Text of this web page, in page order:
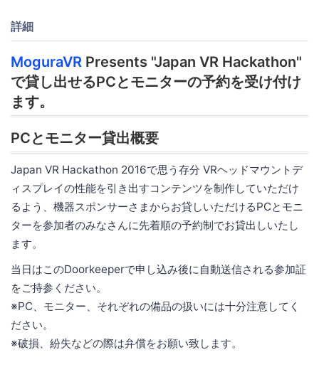
詳細
MoguraVR Presents "Japan VR Hackathon"
で貸し出せるPCとモニターの予約を受け付け
ます。
PCとモニター貸出概要
Japan VR Hackathon 2016で思う存分 VRヘッドマウントデ
ィスプレイの性能を引き出すコンテンツを制作していただけ
るよう、機器スポンサーさまからお貸しいただけるPCとモニ
ターを参加者のみなさんに先着順の予約制でお貸出しいたし
ます。
当日はこのDoorkeeperで申し込み後に自動送信される参加証
をご持参ください。
※PC、モニター、それぞれの備品の扱いには十分注意してく
ださい。
※破損、紛失などの際は弁償をお願い致します。